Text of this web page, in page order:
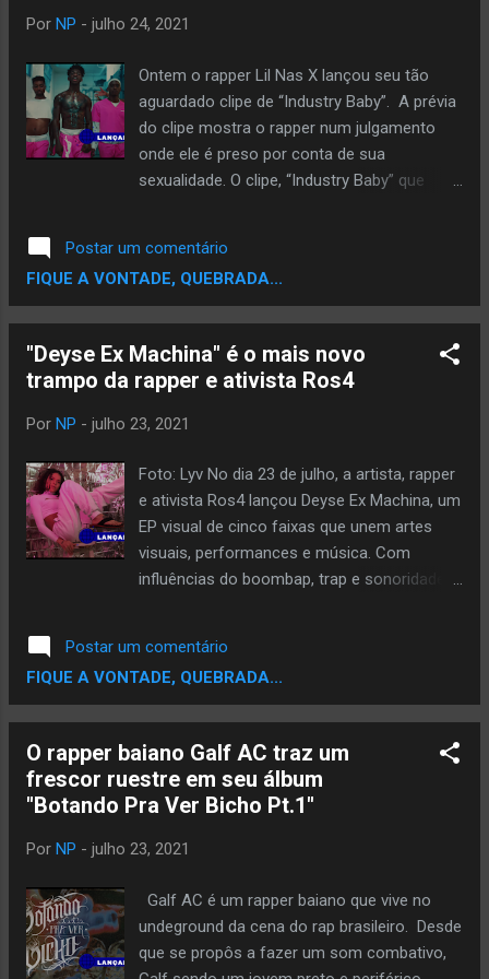
infelizmente não vai ser dessa vez que
Vindo agora para 2021, o rapper, produtor e
melhor amigo do Valete resolveu
homenagear seu amigo com o álbum “Um
Café e a Conta” . Sam The Kid pegou
músicas do Valete e as remixou e deu uma
os 20 anos de amizade entre os rappers e
essa obra de arte e am...
Por NP - julho 24, 2021
Ontem o rapper Lil Nas X lançou seu tão
aguardado clipe de “Industry Baby”. A prévia
do clipe mostra o rapper num julgamento
onde ele é preso por conta de sua
sexualidade. O clipe, “Industry Baby” que
prisão, com ele fugindo, mas não sem antes
dançar pelado no vestiário e mandando um
recado para as pessoas que esperavam o
Road”. Muita gente acha que o Lil Nas só
pensa no glamour, mas ele vai além: o
rapper oriundo da Georgia está ligado sobre
usa de sua arte para tentar reverter quadros
racistas. Segundo o site Mundo Negro , além
de toda a renda do single ser revertida para
a organização “The Bail Project” . A ideia é
pagar a fiança de pessoas negras que estão
ação é um critica ao encarceramento em
massa de cidadãos negros no Estados
Unidos...
Postar um comentário
FIQUE A VONTADE, QUEBRADA...
"Deyse Ex Machina" é o mais novo
trampo da rapper e ativista Ros4
Por NP - julho 23, 2021
Foto: Lyv No dia 23 de julho, a artista, rapper
e ativista Ros4 lançou Deyse Ex Machina, um
EP visual de cinco faixas que unem artes
visuais, performances e música. Com
influências do boombap, trap e sonoridades
Partindo do princípio que arte é política,
nesse seu segundo EP, Ros4 continua
colocando o dedo em várias feridas e
“Deyse Ex Machina é sobre arte como
ferramenta de decolonização, é sobre
oralidade e a necessidade de se expressar
em uma sociedade que tenta silenciar e
explica Ros4. “É sobre celebrar o corpo, o
gozo, a vida, a rima, o repente, as origens,
sem desconsiderar as fronteiras entre a
hipersexualização de corpos negros e trans,
Postar um comentário
FIQUE A VONTADE, QUEBRADA...
O rapper baiano Galf AC traz um
frescor ruestre em seu álbum
"Botando Pra Ver Bicho Pt.1"
Por NP - julho 23, 2021
Galf AC é um rapper baiano que vive no
undeground da cena do rap brasileiro. Desde
que se propôs a fazer um som combativo,